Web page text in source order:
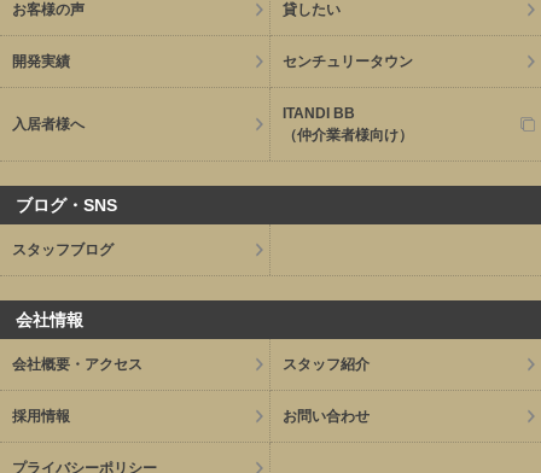
お客様の声 貸したい
開発実績 センチュリータウン
入居者様へ
ITANDI BB
（仲介業者様向け）
ブログ・SNS
スタッフブログ
会社情報
会社概要・アクセス スタッフ紹介
採用情報 お問い合わせ
プライバシーポリシー